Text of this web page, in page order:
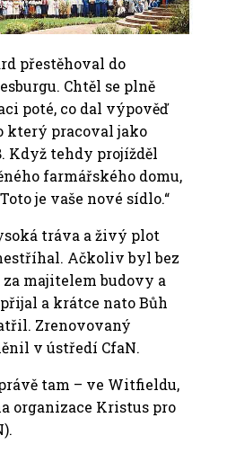
přestěhoval do
Chtěl se plně
poté, co dal výpověď
který pracoval jako
Když tehdy projížděl
farmářského domu,
je vaše nové sídlo.“
tráva a živý plot
Ačkoliv byl bez
za majitelem budovy a
a krátce nato Bůh
Zrenovovaný
v ústředí CfaN.
tam – ve Witfieldu,
organizace Kristus pro